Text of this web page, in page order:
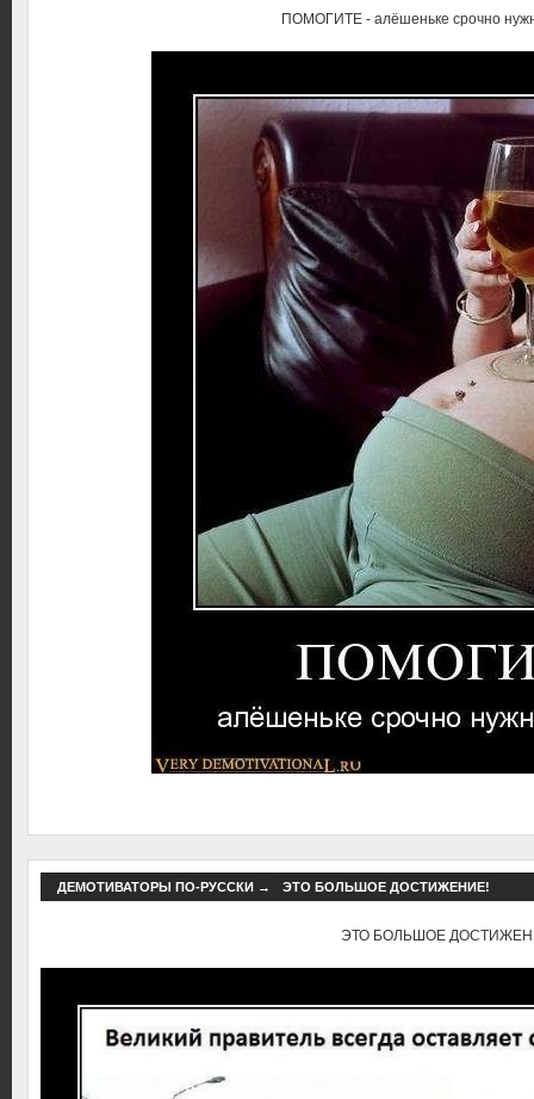
ПОМОГИТЕ - алёшеньке срочно
ДЕМОТИВАТОРЫ ПО-РУССКИ→ ЭТО БОЛЬШОЕ ДОСТИЖЕНИЕ!
ЭТО БОЛЬШОЕ